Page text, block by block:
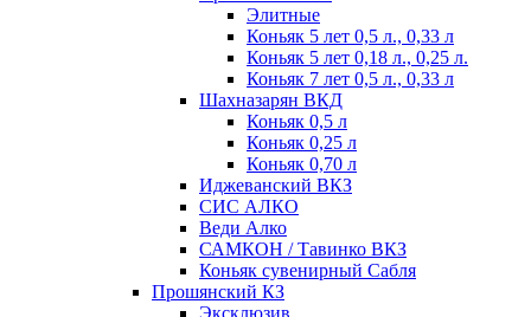
Элитные
Коньяк 5 лет 0,5 л., 0,33 л
Коньяк 5 лет 0,18 л., 0,25 л.
Коньяк 7 лет 0,5 л., 0,33 л
Шахназарян ВКД
Коньяк 0,5 л
Коньяк 0,25 л
Коньяк 0,70 л
Иджеванский ВКЗ
СИС АЛКО
Веди Алко
САМКОН / Тавинко ВКЗ
Коньяк сувенирный Сабля
Прошянский КЗ
Эксклюзив